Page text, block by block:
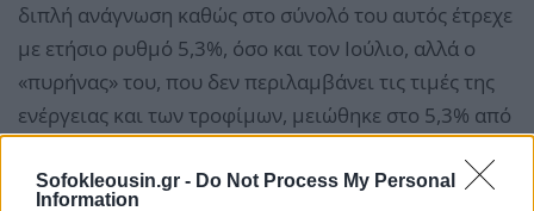
Sofokleousin.gr - Do Not Process My Personal
Information
διπλή ανάγνωση καθώς στο σύνολό του αυτός έτρεχε
με ετήσιο ρυθμό 5,3%, όσο και τον Ιούλιο, αλλά ο
«πυρήνας» του, που δεν περιλαμβάνει τις τιμές της
ενέργειας και των τροφίμων, μειώθηκε στο 5,3% από